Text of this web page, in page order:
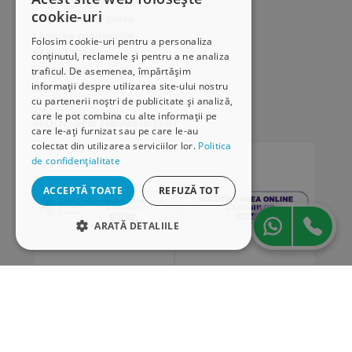
cookie-uri
Folosim cookie-uri pentru a personaliza
conținutul, reclamele și pentru a ne analiza
traficul. De asemenea, împărtășim
informații despre utilizarea site-ului nostru
cu partenerii noștri de publicitate și analiză,
care le pot combina cu alte informații pe
care le-ați furnizat sau pe care le-au
colectat din utilizarea serviciilor lor. Politica
de confidențialitate
ACCEPTĂ TOATE REFUZĂ TOT
ARATĂ DETALIILE
Modalități de plată
Livrarea produselor
SEAP/SICAP
Hartă site
Cariere
Abonare newsletter